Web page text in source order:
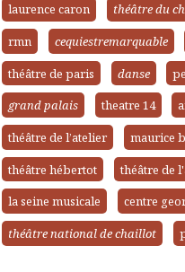
laurence caron
théâtre du
rmn
cequiestremarquable
théâtre de paris
danse
grand palais
theatre 14
théâtre de l’atelier
maurice
théâtre hébertot
théâtre de
la seine musicale
centre
théâtre national de chaillot